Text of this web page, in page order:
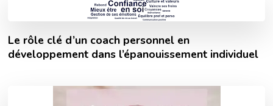
Le rôle clé d’un coach personnel en
développement dans l’épanouissement individuel